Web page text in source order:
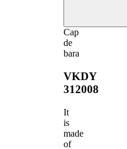
Cap
de
bara
VKDY
312008
It
is
made
of